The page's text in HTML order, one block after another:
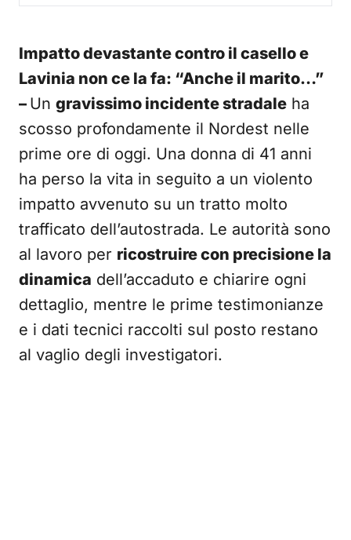
Impatto devastante contro il casello e
Lavinia non ce la fa: “Anche il marito…”
– Un gravissimo incidente stradale ha
scosso profondamente il Nordest nelle
prime ore di oggi. Una donna di 41 anni
ha perso la vita in seguito a un violento
impatto avvenuto su un tratto molto
trafficato dell’autostrada. Le autorità sono
al lavoro per ricostruire con precisione la
dinamica dell’accaduto e chiarire ogni
dettaglio, mentre le prime testimonianze
e i dati tecnici raccolti sul posto restano
al vaglio degli investigatori.